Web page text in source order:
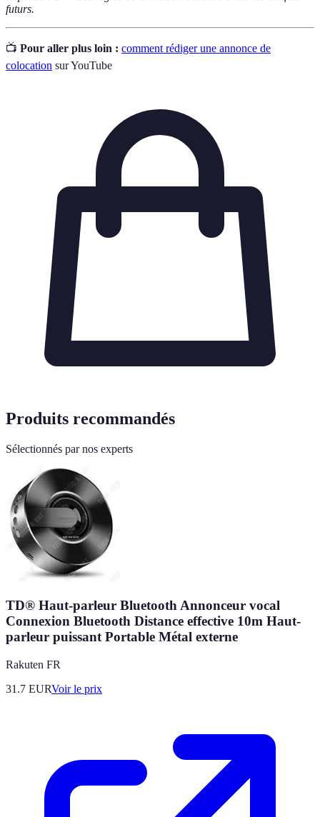
futurs.
📺 Pour aller plus loin : comment rédiger une annonce de
colocation sur YouTube
Produits recommandés
Sélectionnés par nos experts
TD® Haut-parleur Bluetooth Annonceur vocal
Connexion Bluetooth Distance effective 10m Haut-
parleur puissant Portable Métal externe
Rakuten FR
31.7 EURVoir le prix